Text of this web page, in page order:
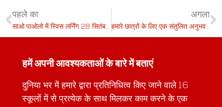
पहले का
साओ पाओलो में स्विस लर्निंग 28 सितंबर 2023
अगला
हमारे छात्रों के लिए एक संतुलित अनुभव को बढ़ावा देना
हमें अपनी आवश्यकताओं के बारे में बताएं
दुनिया भर में हमारे द्वारा प्रतिनिधित्व किए जाने वाले 16
स्कूलों में से प्रत्येक के साथ मिलकर काम करने के एक